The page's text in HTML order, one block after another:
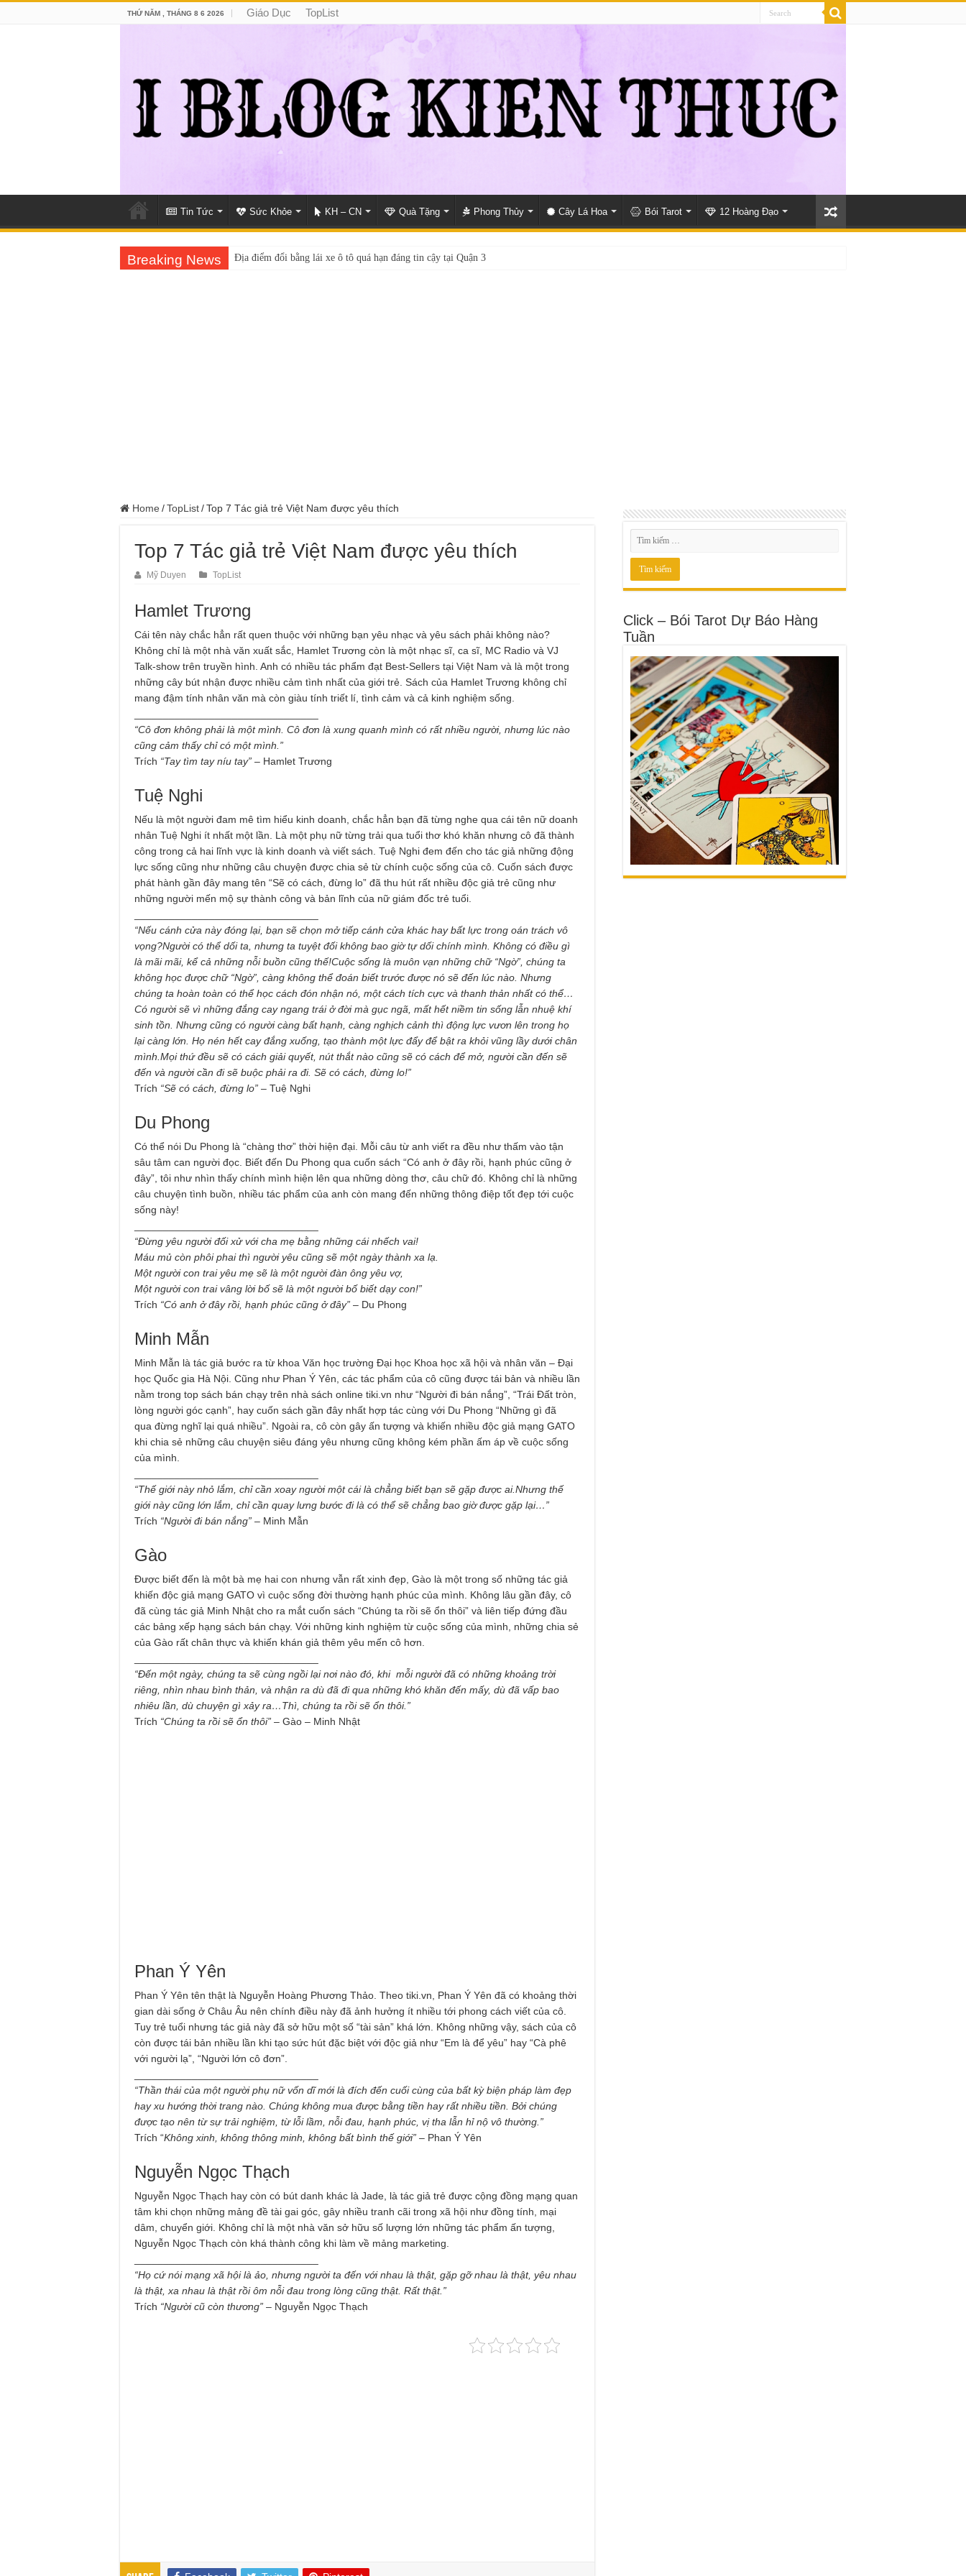
THỨ NĂM , THÁNG 8 6 2026 Giáo Dục TopList
Tin Tức Sức Khỏe KH – CN Quà Tặng Phong Thủy Cây Lá Hoa Bói Tarot 12 Hoàng Đạo
Breaking News Địa điểm đổi bằng lái xe ô tô quá hạn đáng tin cậy tại Quận 3
Home /TopList/Top 7 Tác giả trẻ Việt Nam được yêu thích
Top 7 Tác giả trẻ Việt Nam được yêu thích
Mỹ Duyen TopList
Hamlet Trương
Cái tên này chắc hẳn rất quen thuộc với những bạn yêu nhạc và yêu sách phải không nào?
Không chỉ là một nhà văn xuất sắc, Hamlet Trương còn là một nhạc sĩ, ca sĩ, MC Radio và VJ
Talk-show trên truyền hình. Anh có nhiều tác phẩm đạt Best-Sellers tại Việt Nam và là một trong
những cây bút nhận được nhiều cảm tình nhất của giới trẻ. Sách của Hamlet Trương không chỉ
mang đậm tính nhân văn mà còn giàu tính triết lí, tình cảm và cả kinh nghiệm sống.
“Cô đơn không phải là một mình. Cô đơn là xung quanh mình có rất nhiều người, nhưng lúc nào
cũng cảm thấy chỉ có một mình.”
Trích “Tay tìm tay níu tay” – Hamlet Trương
Tuệ Nghi
Nếu là một người đam mê tìm hiểu kinh doanh, chắc hẳn bạn đã từng nghe qua cái tên nữ doanh
nhân Tuệ Nghi ít nhất một lần. Là một phụ nữ từng trải qua tuổi thơ khó khăn nhưng cô đã thành
công trong cả hai lĩnh vực là kinh doanh và viết sách. Tuệ Nghi đem đến cho tác giả những động
lực sống cũng như những câu chuyện được chia sẻ từ chính cuộc sống của cô. Cuốn sách được
phát hành gần đây mang tên “Sẽ có cách, đừng lo” đã thu hút rất nhiều độc giả trẻ cũng như
những người mến mộ sự thành công và bản lĩnh của nữ giám đốc trẻ tuổi.
“Nếu cánh cửa này đóng lại, bạn sẽ chọn mở tiếp cánh cửa khác hay bất lực trong oán trách vô
vọng?Người có thể dối ta, nhưng ta tuyệt đối không bao giờ tự dối chính mình. Không có điều gì
là mãi mãi, kể cả những nỗi buồn cũng thế!Cuộc sống là muôn vạn những chữ “Ngờ”, chúng ta
không học được chữ “Ngờ”, càng không thể đoán biết trước được nó sẽ đến lúc nào. Nhưng
chúng ta hoàn toàn có thể học cách đón nhận nó, một cách tích cực và thanh thản nhất có thể…
Có người sẽ vì những đắng cay ngang trái ở đời mà gục ngã, mất hết niềm tin sống lẫn nhuệ khí
sinh tồn. Nhưng cũng có người càng bất hạnh, càng nghịch cảnh thì động lực vươn lên trong họ
lại càng lớn. Họ nén hết cay đắng xuống, tạo thành một lực đẩy để bật ra khỏi vũng lầy dưới chân
mình. Mọi thứ đều sẽ có cách giải quyết, nút thắt nào cũng sẽ có cách để mở, người cần đến sẽ
đến và người cần đi sẽ buộc phải ra đi. Sẽ có cách, đừng lo!”
Trích “Sẽ có cách, đừng lo” – Tuệ Nghi
Du Phong
Có thể nói Du Phong là “chàng thơ” thời hiện đại. Mỗi câu từ anh viết ra đều như thấm vào tận
sâu tâm can người đọc. Biết đến Du Phong qua cuốn sách “Có anh ở đây rồi, hạnh phúc cũng ở
đây”, tôi như nhìn thấy chính mình hiện lên qua những dòng thơ, câu chữ đó. Không chỉ là những
câu chuyện tình buồn, nhiều tác phẩm của anh còn mang đến những thông điệp tốt đẹp tới cuộc
sống này!
“Đừng yêu người đối xử với cha mẹ bằng những cái nhếch vai!
Máu mủ còn phôi phai thì người yêu cũng sẽ một ngày thành xa lạ.
Một người con trai yêu mẹ sẽ là một người đàn ông yêu vợ,
Một người con trai vâng lời bố sẽ là một người bố biết dạy con!”
Trích “Có anh ở đây rồi, hạnh phúc cũng ở đây” – Du Phong
Minh Mẫn
Minh Mẫn là tác giả bước ra từ khoa Văn học trường Đại học Khoa học xã hội và nhân văn – Đại
học Quốc gia Hà Nội. Cũng như Phan Ý Yên, các tác phẩm của cô cũng được tái bản và nhiều lần
nằm trong top sách bán chạy trên nhà sách online tiki.vn như “Người đi bán nắng”, “Trái Đất tròn,
lòng người góc cạnh”, hay cuốn sách gần đây nhất hợp tác cùng với Du Phong “Những gì đã
qua đừng nghĩ lại quá nhiều”. Ngoài ra, cô còn gây ấn tượng và khiến nhiều độc giả mạng GATO
khi chia sẻ những câu chuyện siêu đáng yêu nhưng cũng không kém phần ấm áp về cuộc sống
của mình.
“Thế giới này nhỏ lắm, chỉ cần xoay người một cái là chẳng biết bạn sẽ gặp được ai.Nhưng thế
giới này cũng lớn lắm, chỉ cần quay lưng bước đi là có thể sẽ chẳng bao giờ được gặp lại…”
Trích “Người đi bán nắng” – Minh Mẫn
Gào
Được biết đến là một bà mẹ hai con nhưng vẫn rất xinh đẹp, Gào là một trong số những tác giả
khiến độc giả mạng GATO vì cuộc sống đời thường hạnh phúc của mình. Không lâu gần đây, cô
đã cùng tác giả Minh Nhật cho ra mắt cuốn sách “Chúng ta rồi sẽ ổn thôi” và liên tiếp đứng đầu
các bảng xếp hạng sách bán chạy. Với những kinh nghiệm từ cuộc sống của mình, những chia sẻ
của Gào rất chân thực và khiến khán giả thêm yêu mến cô hơn.
“Đến một ngày, chúng ta sẽ cùng ngồi lại nơi nào đó, khi mỗi người đã có những khoảng trời
riêng, nhìn nhau bình thản, và nhận ra dù đã đi qua những khó khăn đến mấy, dù đã vấp bao
nhiêu lần, dù chuyện gì xảy ra…Thì, chúng ta rồi sẽ ổn thôi.”
Trích “Chúng ta rồi sẽ ổn thôi” – Gào – Minh Nhật
Phan Ý Yên
Phan Ý Yên tên thật là Nguyễn Hoàng Phương Thảo. Theo tiki.vn, Phan Ý Yên đã có khoảng thời
gian dài sống ở Châu Âu nên chính điều này đã ảnh hưởng ít nhiều tới phong cách viết của cô.
Tuy trẻ tuổi nhưng tác giả này đã sở hữu một số “tài sản” khá lớn. Không những vậy, sách của cô
còn được tái bản nhiều lần khi tạo sức hút đặc biệt với độc giả như “Em là để yêu” hay “Cà phê
với người lạ”, “Người lớn cô đơn”.
“Thần thái của một người phụ nữ vốn dĩ mới là đích đến cuối cùng của bất kỳ biện pháp làm đẹp
hay xu hướng thời trang nào. Chúng không mua được bằng tiền hay rất nhiều tiền. Bởi chúng
được tạo nên từ sự trải nghiệm, từ lỗi lầm, nỗi đau, hạnh phúc, vị tha lẫn hỉ nộ vô thường.”
Trích “Không xinh, không thông minh, không bất bình thế giới” – Phan Ý Yên
Nguyễn Ngọc Thạch
Nguyễn Ngọc Thạch hay còn có bút danh khác là Jade, là tác giả trẻ được cộng đồng mạng quan
tâm khi chọn những mảng đề tài gai góc, gây nhiều tranh cãi trong xã hội như đồng tính, mại
dâm, chuyển giới. Không chỉ là một nhà văn sở hữu số lượng lớn những tác phẩm ấn tượng,
Nguyễn Ngọc Thạch còn khá thành công khi làm về mảng marketing.
“Họ cứ nói mạng xã hội là ảo, nhưng người ta đến với nhau là thật, gặp gỡ nhau là thật, yêu nhau
là thật, xa nhau là thật rồi ôm nỗi đau trong lòng cũng thật. Rất thật.”
Trích “Người cũ còn thương” – Nguyễn Ngọc Thạch
Click – Bói Tarot Dự Báo Hàng
Tuần